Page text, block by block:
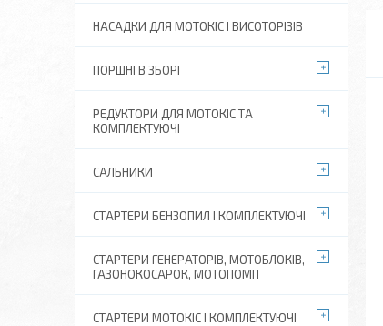
НАСАДКИ ДЛЯ МОТОКІС І ВИСОТОРІЗІВ
ПОРШНІ В ЗБОРІ
РЕДУКТОРИ ДЛЯ МОТОКІС ТА
КОМПЛЕКТУЮЧІ
САЛЬНИКИ
СТАРТЕРИ БЕНЗОПИЛ І КОМПЛЕКТУЮЧІ
СТАРТЕРИ ГЕНЕРАТОРІВ, МОТОБЛОКІВ,
ГАЗОНОКОСАРОК, МОТОПОМП
СТАРТЕРИ МОТОКІС І КОМПЛЕКТУЮЧІ